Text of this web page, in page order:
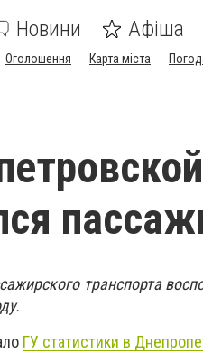
Новини Афіша
Оголошення Карта міста
транспорта
ГУ статистики в